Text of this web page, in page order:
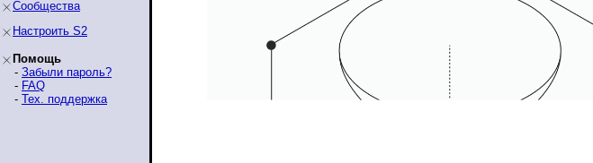
Сообщества
Настроить S2
Помощь
- Забыли пароль?
- FAQ
- Тех. поддержка